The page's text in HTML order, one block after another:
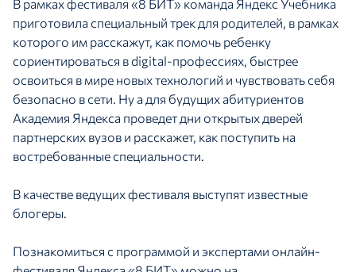
В рамках фестиваля «8 БИТ» команда Яндекс Учебника
приготовила специальный трек для родителей, в рамках
которого им расскажут, как помочь ребенку
сориентироваться в digital-профессиях, быстрее
освоиться в мире новых технологий и чувствовать себя
безопасно в сети. Ну а для будущих абитуриентов
Академия Яндекса проведет дни открытых дверей
партнерских вузов и расскажет, как поступить на
востребованные специальности.
В качестве ведущих фестиваля выступят известные
блогеры.
Познакомиться с программой и экспертами онлайн-